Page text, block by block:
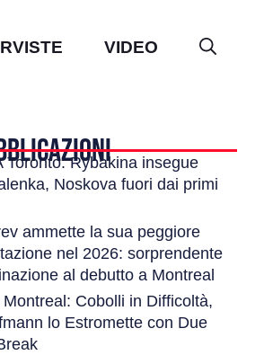
VIDEO
Toronto: Rybakina insegue
Noskova fuori dai primi
ammette la sua peggiore
nel 2026: sorprendente
al debutto a Montreal
Montreal: Cobolli in Difficoltà,
lo Estromette con Due